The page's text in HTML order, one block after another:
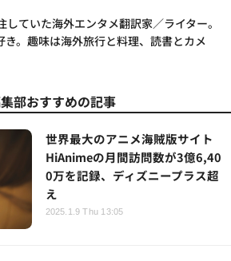
ていた海外エンタメ翻訳家／ライター。
。趣味は海外旅行と料理、読書とカメ
部おすすめの記事
世界最大のアニメ海賊版サイト
HiAnimeの月間訪問数が3億6,40
0万を記録、ディズニープラス超
え
2025.1.9 Thu 13:05